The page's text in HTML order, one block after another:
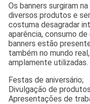
Os banners surgiram
diversos produtos e
costuma desagradar
aparência, consumo
banners estão
também no mundo
amplamente
Festas de aniversário;
Divulgação de
Apresentações de